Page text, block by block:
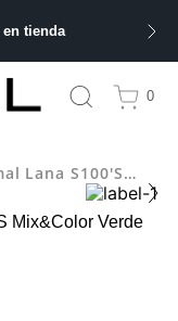
tienda
0
Mix&Color Verde
Mix&Color Verde